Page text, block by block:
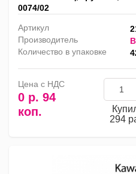
0074/02
Артикул
Производитель
Количество в упаковке
Цена с НДС
0 р. 94
коп.
294